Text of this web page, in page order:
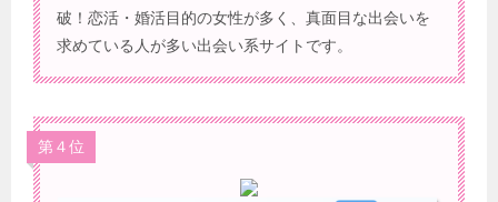
破！恋活・婚活目的の女性が多く、真面目な出会いを
求めている人が多い出会い系サイトです。
第４位